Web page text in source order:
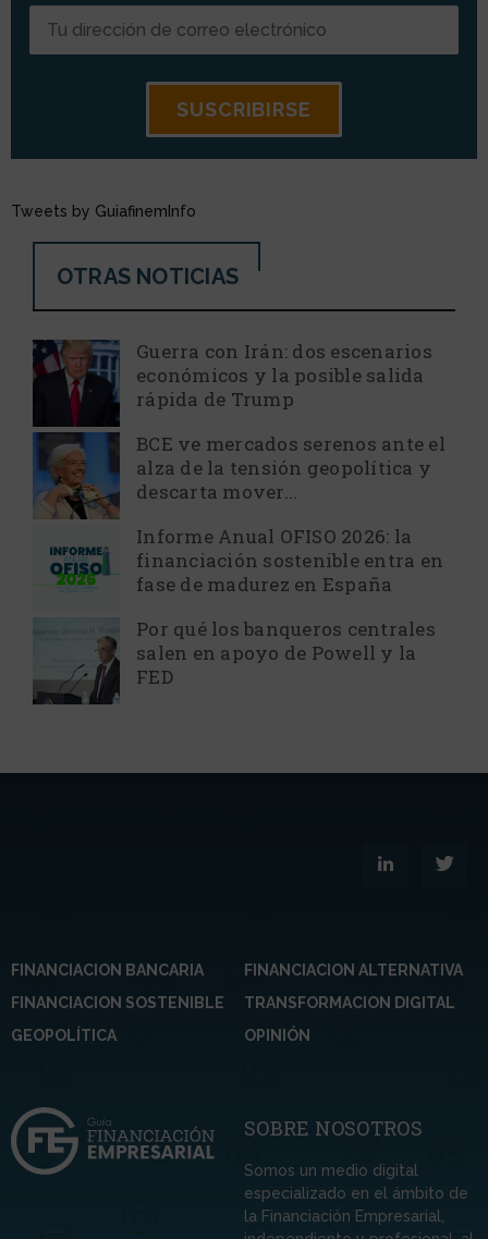
Tweets by GuiafinemInfo
OTRAS NOTICIAS
Guerra con Irán: dos escenarios
económicos y la posible salida
rápida de Trump
BCE ve mercados serenos ante el
alza de la tensión geopolítica y
descarta mover...
Informe Anual OFISO 2026: la
financiación sostenible entra en
fase de madurez en España
Por qué los banqueros centrales
salen en apoyo de Powell y la
FED
FINANCIACION BANCARIA
FINANCIACION ALTERNATIVA
FINANCIACION SOSTENIBLE
TRANSFORMACION DIGITAL
GEOPOLÍTICA
OPINIÓN
SOBRE NOSOTROS
Somos un medio digital
especializado en el ámbito de
la Financiación Empresarial,